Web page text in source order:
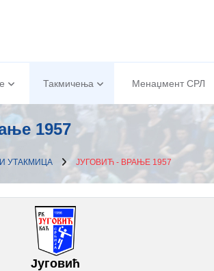
Такмичења Менаџмент СРЛ
1957
УТАКМИЦА ЈУГОВИЋ - ВРАЊЕ 1957
Југовић